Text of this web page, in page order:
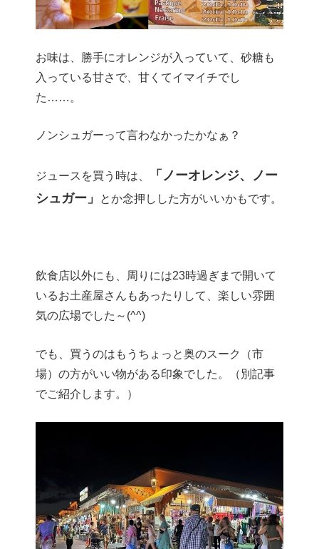
お味は、勝手にオレンジが入っていて、砂糖も
入っている甘さで、甘くてイマイチでし
た……。
ノンシュガーって言わなかったかなぁ？
ジュースを買う時は、
「ノーオレンジ、ノー
シュガー」
とか念押しした方がいいかもです。
飲食店以外にも、周りには23時過ぎまで開いて
いるお土産屋さんもあったりして、楽しい雰囲
気の広場でした～(^^)
でも、買うのはもうちょっと奥のスーク（市
場）の方がいい物がある印象でした。（別記事
でご紹介します。）